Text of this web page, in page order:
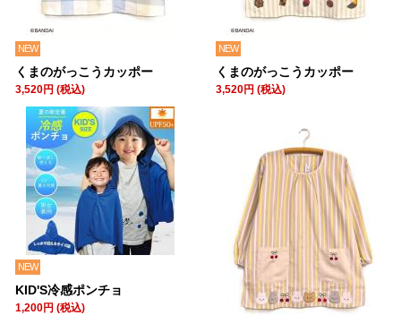
NEW
くまのがっこうカッポー
3,520円 (税込)
NEW
くまのがっこうカッポー
3,520円 (税込)
NEW
KID'S冷感ポンチョ
1,200円 (税込)